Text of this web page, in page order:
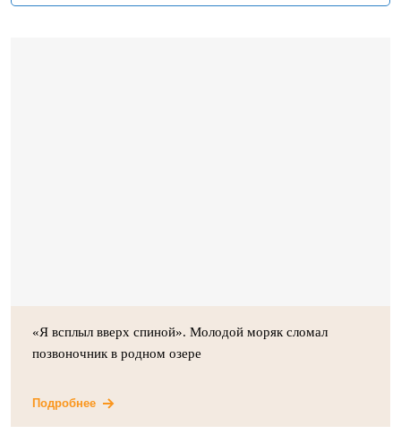
«Я всплыл вверх спиной». Молодой моряк сломал
позвоночник в родном озере
Подробнее